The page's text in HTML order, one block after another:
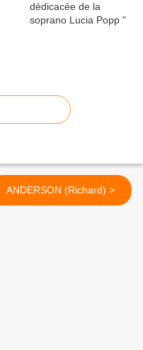
ANDERSON (Richard) >